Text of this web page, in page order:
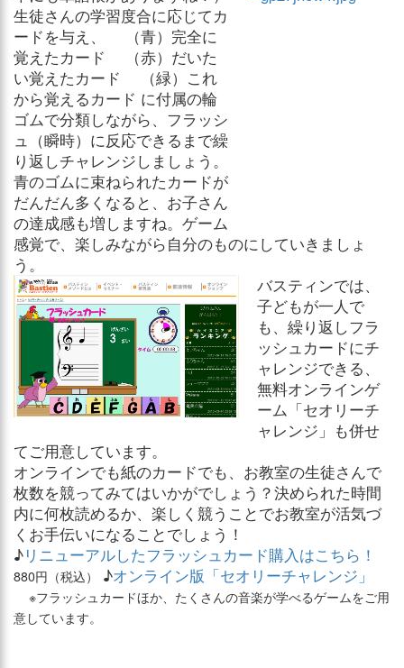
生徒さんの学習度合に応じてカ
ードを与え、 （青）完全に
覚えたカード （赤）だいた
い覚えたカード （緑）これ
から覚えるカード に付属の輪
ゴムで分類しながら、フラッシ
ュ（瞬時）に反応できるまで繰
り返しチャレンジしましょう。
青のゴムに束ねられたカードが
だんだん多くなると、お子さん
の達成感も増しますね。ゲーム
感覚で、楽しみながら自分のものにしていきましょ
う。
バスティンでは、
子どもが一人で
も、繰り返しフラ
ッシュカードにチ
ャレンジできる、
無料オンラインゲ
ーム「セオリーチ
ャレンジ」も併せ
てご用意しています。
オンラインでも紙のカードでも、お教室の生徒さんで
枚数を競ってみてはいかがでしょう？決められた時間
内に何枚読めるか、楽しく競うことでお教室が活気づ
くお手伝いになることでしょう！
♪リニューアルしたフラッシュカード購入はこちら！
880円（税込） ♪オンライン版「セオリーチャレンジ」
※フラッシュカードほか、たくさんの音楽が学べるゲームをご用
意しています。